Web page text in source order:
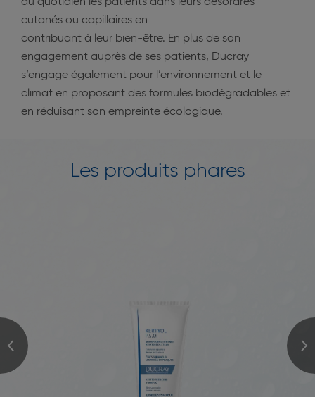
au quotidien les patients dans leurs désordres
cutanés ou capillaires en
contribuant à leur bien-être. En plus de son
engagement auprès de ses patients, Ducray
s’engage également pour l’environnement et le
climat en proposant des formules biodégradables et
en réduisant son empreinte écologique.
Les produits phares